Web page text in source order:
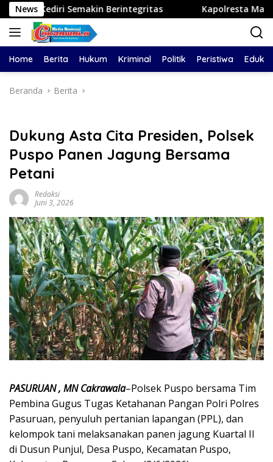
Langsung
ke
konten
News Berintegritas Kapolresta Malang Kota Cek
Home Berita Hukum Kriminal Politik Peristiwa
Beranda Berita
Dukung Asta Cita Presiden, Polsek
Puspo Panen Jagung Bersama
Petani
Redaksi
Juni 3, 2026
PASURUAN , MN Cakrawala–Polsek Puspo bersama Tim
Pembina Gugus Tugas Ketahanan Pangan Polri Polres
Pasuruan, penyuluh pertanian lapangan (PPL), dan
kelompok tani melaksanakan panen jagung Kuartal II
di Dusun Punjul, Desa Puspo, Kecamatan Puspo,